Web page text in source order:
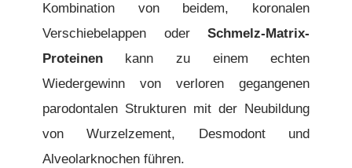
Kombination von beidem, koronalen
Verschiebelappen oderSchmelz-Matrix-
Proteinenkann zu einem echten
Wiedergewinn von verloren gegangenen
parodontalen Strukturen mit der Neubildung
von Wurzelzement, Desmodont und
Alveolarknochen führen.